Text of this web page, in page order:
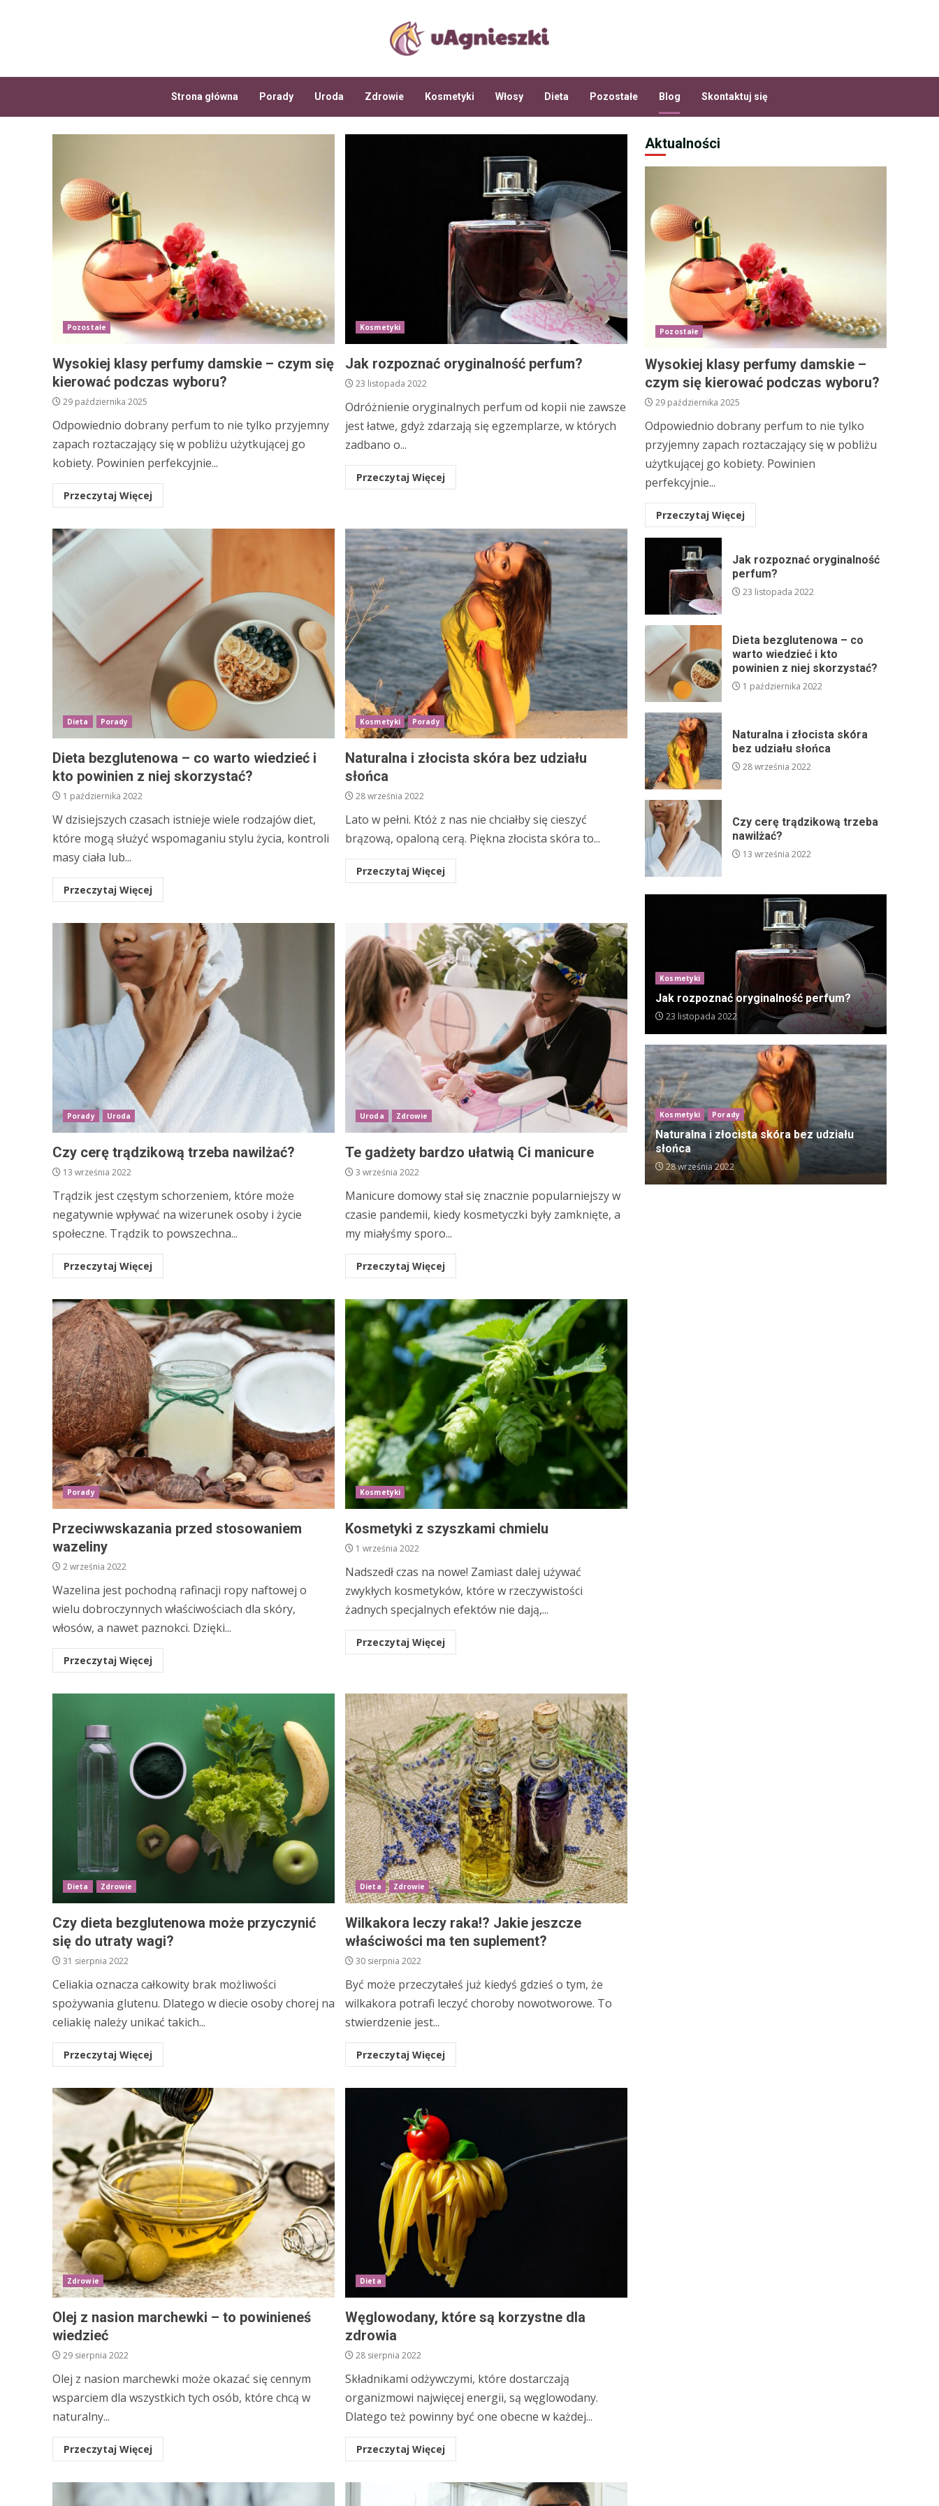
Strona główna Porady Uroda Zdrowie Kosmetyki Włosy Dieta Pozostałe Blog Skontaktuj się
Pozostałe
Wysokiej klasy perfumy damskie – czym się
kierować podczas wyboru?
29 października 2025
Odpowiednio dobrany perfum to nie tylko przyjemny
zapach roztaczający się w pobliżu użytkującej go
kobiety. Powinien perfekcyjnie...
Przeczytaj Więcej
Kosmetyki
Jak rozpoznać oryginalność perfum?
23 listopada 2022
Odróżnienie oryginalnych perfum od kopii nie zawsze
jest łatwe, gdyż zdarzają się egzemplarze, w których
zadbano o...
Przeczytaj Więcej
Dieta Porady
Dieta bezglutenowa – co warto wiedzieć i
kto powinien z niej skorzystać?
1 października 2022
W dzisiejszych czasach istnieje wiele rodzajów diet,
które mogą służyć wspomaganiu stylu życia, kontroli
masy ciała lub...
Przeczytaj Więcej
Kosmetyki Porady
Naturalna i złocista skóra bez udziału
słońca
28 września 2022
Lato w pełni. Któż z nas nie chciałby się cieszyć
brązową, opaloną cerą. Piękna złocista skóra to...
Przeczytaj Więcej
Porady Uroda
Czy cerę trądzikową trzeba nawilżać?
13 września 2022
Trądzik jest częstym schorzeniem, które może
negatywnie wpływać na wizerunek osoby i życie
społeczne. Trądzik to powszechna...
Przeczytaj Więcej
Uroda Zdrowie
Te gadżety bardzo ułatwią Ci manicure
3 września 2022
Manicure domowy stał się znacznie popularniejszy w
czasie pandemii, kiedy kosmetyczki były zamknięte, a
my miałyśmy sporo...
Przeczytaj Więcej
Porady
Przeciwwskazania przed stosowaniem
wazeliny
2 września 2022
Wazelina jest pochodną rafinacji ropy naftowej o
wielu dobroczynnych właściwościach dla skóry,
włosów, a nawet paznokci. Dzięki...
Przeczytaj Więcej
Kosmetyki
Kosmetyki z szyszkami chmielu
1 września 2022
Nadszedł czas na nowe! Zamiast dalej używać
zwykłych kosmetyków, które w rzeczywistości
żadnych specjalnych efektów nie dają,...
Przeczytaj Więcej
Dieta Zdrowie
Czy dieta bezglutenowa może przyczynić
się do utraty wagi?
31 sierpnia 2022
Celiakia oznacza całkowity brak możliwości
spożywania glutenu. Dlatego w diecie osoby chorej na
celiakię należy unikać takich...
Przeczytaj Więcej
Dieta Zdrowie
Wilkakora leczy raka!? Jakie jeszcze
właściwości ma ten suplement?
30 sierpnia 2022
Być może przeczytałeś już kiedyś gdzieś o tym, że
wilkakora potrafi leczyć choroby nowotworowe. To
stwierdzenie jest...
Przeczytaj Więcej
Zdrowie
Olej z nasion marchewki – to powinieneś
wiedzieć
29 sierpnia 2022
Olej z nasion marchewki może okazać się cennym
wsparciem dla wszystkich tych osób, które chcą w
naturalny...
Przeczytaj Więcej
Dieta
Węglowodany, które są korzystne dla
zdrowia
28 sierpnia 2022
Składnikami odżywczymi, które dostarczają
organizmowi najwięcej energii, są węglowodany.
Dlatego też powinny być one obecne w każdej...
Przeczytaj Więcej
Aktualności
Pozostałe
Wysokiej klasy perfumy damskie –
czym się kierować podczas wyboru?
29 października 2025
Odpowiednio dobrany perfum to nie tylko
przyjemny zapach roztaczający się w pobliżu
użytkującej go kobiety. Powinien
perfekcyjnie...
Przeczytaj Więcej
Jak rozpoznać oryginalność
perfum?
23 listopada 2022
Dieta bezglutenowa – co
warto wiedzieć i kto
powinien z niej skorzystać?
1 października 2022
Naturalna i złocista skóra
bez udziału słońca
28 września 2022
Czy cerę trądzikową trzeba
nawilżać?
13 września 2022
Kosmetyki
Jak rozpoznać oryginalność perfum?
23 listopada 2022
Kosmetyki Porady
Naturalna i złocista skóra bez udziału
słońca
28 września 2022